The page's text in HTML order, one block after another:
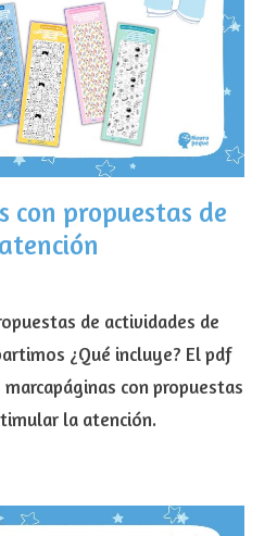
con propuestas de
de actividades de
¿Qué incluye? El pdf
con propuestas
la atención.